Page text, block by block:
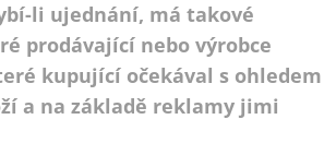
li ujednání, má takové
prodávající nebo výrobce
kupující očekával s ohledem
a na základě reklamy jimi